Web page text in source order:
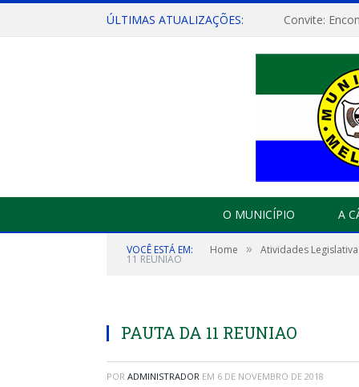
ÚLTIMAS ATUALIZAÇÕES:
O MUNICÍPIO A
VOCÊ ESTÁ EM: Home » Atividades
11 REUNIAO
PAUTA DA 11 REUNIAO
POR ADMINISTRADOR EM 6 DE NOVEMBRO DE 2018